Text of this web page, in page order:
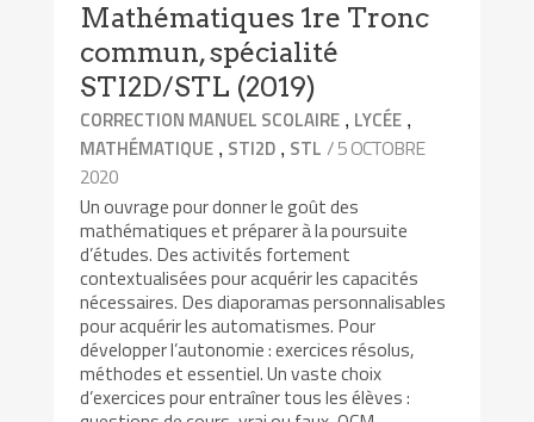
Mathématiques 1re Tronc
commun, spécialité
STI2D/STL (2019)
CORRECTION MANUEL SCOLAIRE , LYCÉE ,
MATHÉMATIQUE , STI2D , STL / 5 OCTOBRE
2020
Un ouvrage pour donner le goût des
mathématiques et préparer à la poursuite
d’études. Des activités fortement
contextualisées pour acquérir les capacités
nécessaires. Des diaporamas personnalisables
pour acquérir les automatismes. Pour
développer l’autonomie : exercices résolus,
méthodes et essentiel. Un vaste choix
d’exercices pour entraîner tous les élèves :